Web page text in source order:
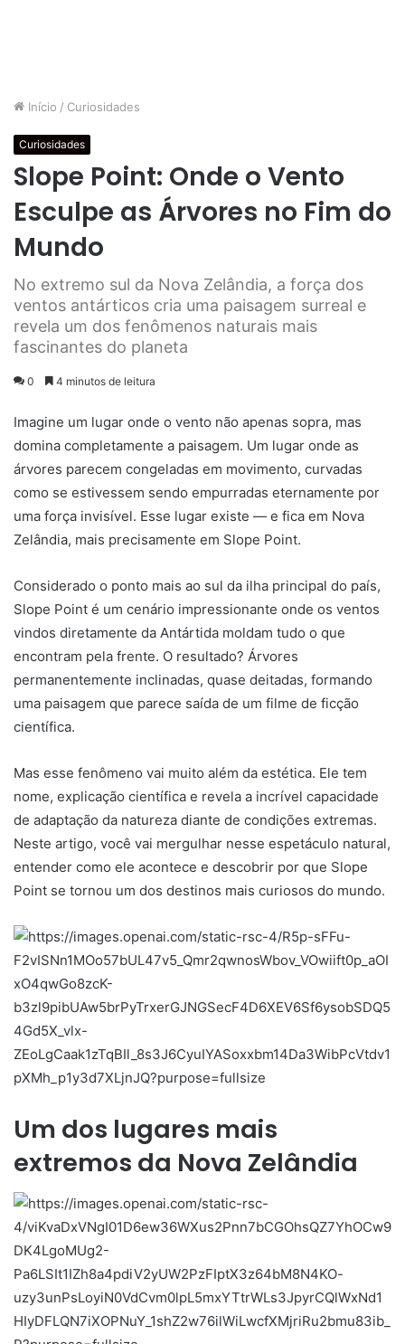
Início / Curiosidades
Curiosidades
Slope Point: Onde o Vento
Esculpe as Árvores no Fim do
Mundo
No extremo sul da Nova Zelândia, a força dos
ventos antárticos cria uma paisagem surreal e
revela um dos fenômenos naturais mais
fascinantes do planeta
0 4 minutos de leitura
Imagine um lugar onde o vento não apenas sopra, mas
domina completamente a paisagem. Um lugar onde as
árvores parecem congeladas em movimento, curvadas
como se estivessem sendo empurradas eternamente por
uma força invisível. Esse lugar existe — e fica em Nova
Zelândia, mais precisamente em Slope Point.
Considerado o ponto mais ao sul da ilha principal do país,
Slope Point é um cenário impressionante onde os ventos
vindos diretamente da Antártida moldam tudo o que
encontram pela frente. O resultado? Árvores
permanentemente inclinadas, quase deitadas, formando
uma paisagem que parece saída de um filme de ficção
científica.
Mas esse fenômeno vai muito além da estética. Ele tem
nome, explicação científica e revela a incrível capacidade
de adaptação da natureza diante de condições extremas.
Neste artigo, você vai mergulhar nesse espetáculo natural,
entender como ele acontece e descobrir por que Slope
Point se tornou um dos destinos mais curiosos do mundo.
Um dos lugares mais
extremos da Nova Zelândia